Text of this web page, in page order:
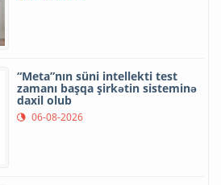
“Meta”nın süni intellekti test
zamanı başqa şirkətin sisteminə
daxil olub
06-08-2026